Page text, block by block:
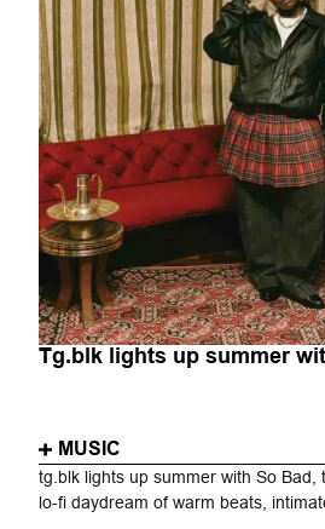
Tg.blk lights up summer
MUSIC
tg.blk lights up summer with So Bad,
lo-fi daydream of warm beats,